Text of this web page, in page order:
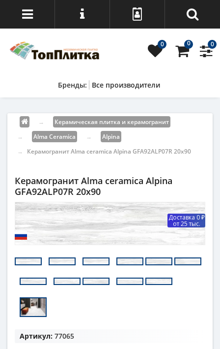
0 0
0
Все производители
→
Керамическая плитка и керамогранит
→
Alma Ceramica →
Alpina
→
Керамогранит Alma ceramica Alpina GFA92ALP07R 20x90
Керамогранит Alma ceramica Alpina
GFA92ALP07R 20x90
Доставка 0 ₽
от 25 тыс.
Артикул: 77065